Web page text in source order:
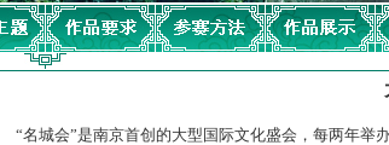
“名城会”是南京首创的大型国际文化盛会，每两年举